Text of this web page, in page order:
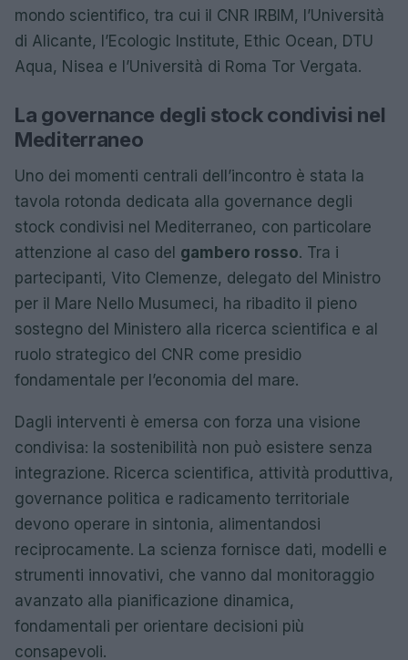
mondo scientifico, tra cui il CNR IRBIM, l’Università
di Alicante, l’Ecologic Institute, Ethic Ocean, DTU
Aqua, Nisea e l’Università di Roma Tor Vergata.
La governance degli stock condivisi nel
Mediterraneo
Uno dei momenti centrali dell’incontro è stata la
tavola rotonda dedicata alla governance degli
stock condivisi nel Mediterraneo, con particolare
attenzione al caso del gambero rosso. Tra i
partecipanti, Vito Clemenze, delegato del Ministro
per il Mare Nello Musumeci, ha ribadito il pieno
sostegno del Ministero alla ricerca scientifica e al
ruolo strategico del CNR come presidio
fondamentale per l’economia del mare.
Dagli interventi è emersa con forza una visione
condivisa: la sostenibilità non può esistere senza
integrazione. Ricerca scientifica, attività produttiva,
governance politica e radicamento territoriale
devono operare in sintonia, alimentandosi
reciprocamente. La scienza fornisce dati, modelli e
strumenti innovativi, che vanno dal monitoraggio
avanzato alla pianificazione dinamica,
fondamentali per orientare decisioni più
consapevoli.